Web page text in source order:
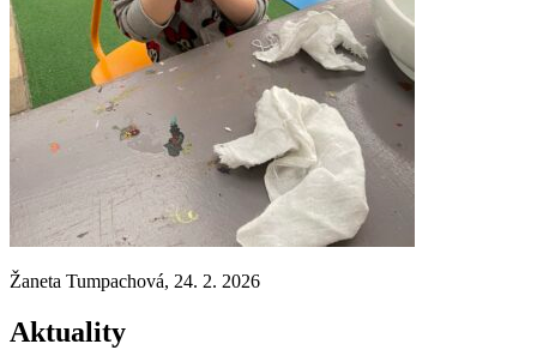
Žaneta Tumpachová, 24. 2. 2026
Aktuality